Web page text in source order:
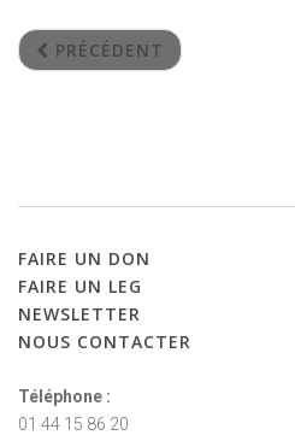
PRÉCÉDENT
FAIRE UN DON
FAIRE UN LEG
NEWSLETTER
NOUS CONTACTER
Téléphone :
01 44 15 86 20